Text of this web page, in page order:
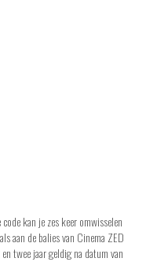
kan je zes keer omwisselen
aan de balies van Cinema ZED
twee jaar geldig na datum van